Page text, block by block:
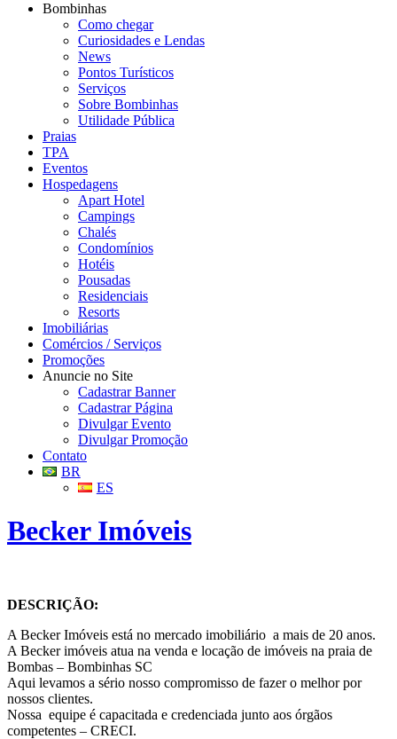
Bombinhas
Como chegar
Curiosidades e Lendas
News
Pontos Turísticos
Serviços
Sobre Bombinhas
Utilidade Pública
Praias
TPA
Eventos
Hospedagens
Apart Hotel
Campings
Chalés
Condomínios
Hotéis
Pousadas
Residenciais
Resorts
Imobiliárias
Comércios / Serviços
Promoções
Anuncie no Site
Cadastrar Banner
Cadastrar Página
Divulgar Evento
Divulgar Promoção
Contato
BR
ES
Becker Imóveis
DESCRIÇÃO:
A Becker Imóveis está no mercado imobiliário a mais de 20 anos.
A Becker imóveis atua na venda e locação de imóveis na praia de
Bombas – Bombinhas SC
Aqui levamos a sério nosso compromisso de fazer o melhor por
nossos clientes.
Nossa equipe é capacitada e credenciada junto aos órgãos
competentes – CRECI.